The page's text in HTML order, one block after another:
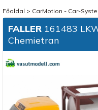
Főoldal > CarMotion - Car-
FALLER161483
Chemietran